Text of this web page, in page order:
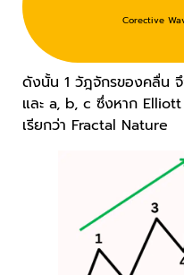
Corective
ดังนั้น 1 วัฎจักรของคลื่น
และ a, b, c ซึ่งหาก Elliott
เรียกว่า Fractal Nature